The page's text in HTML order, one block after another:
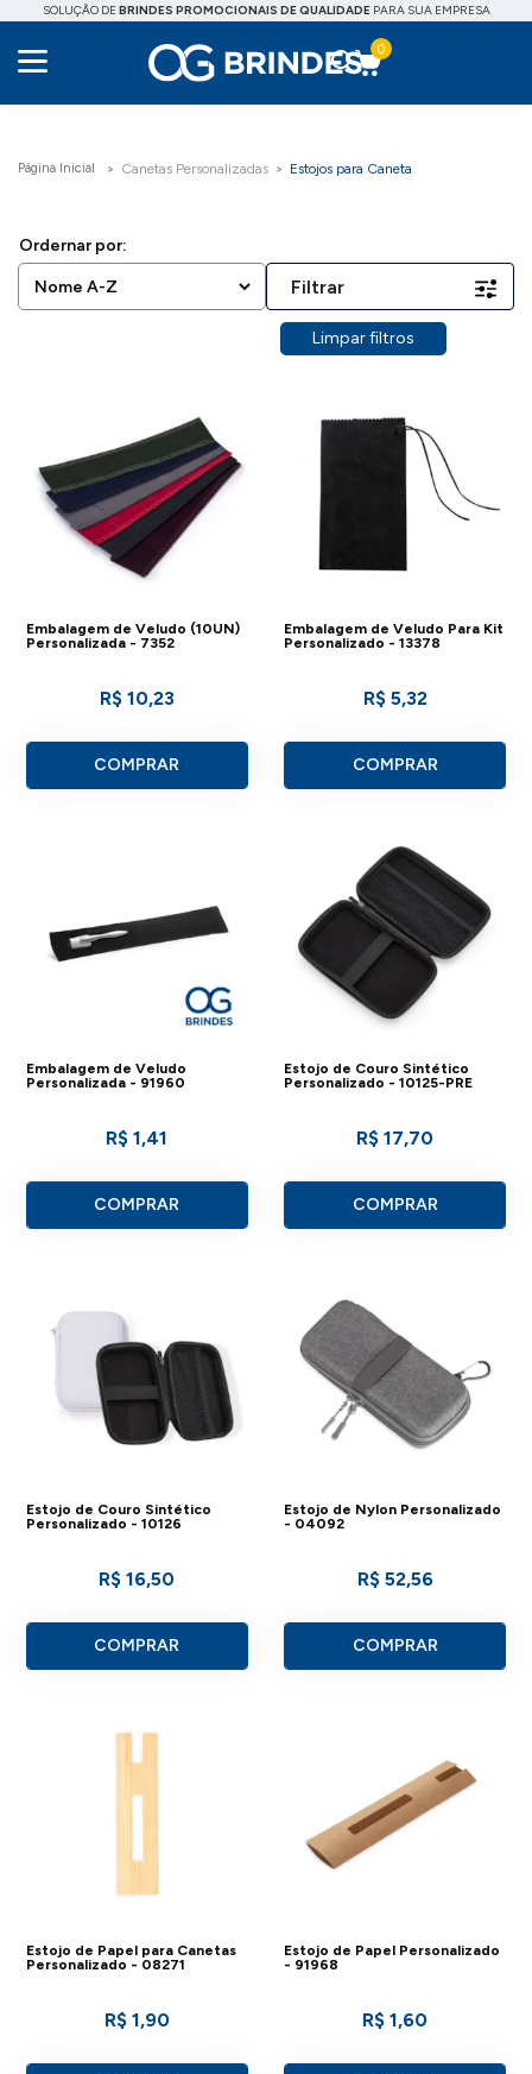
SOLUÇÃO DEBRINDES PROMOCIONAIS DE QUALIDADEPARA SUA EMPRESA
0
Canetas Personalizadas Estojos para Caneta
Filtrar
Limpar filtros
Embalagem de Veludo (10UN)
Personalizada - 7352
R$ 10,23
COMPRAR
Embalagem de Veludo Para Kit
Personalizado - 13378
R$ 5,32
COMPRAR
Embalagem de Veludo
Personalizada - 91960
R$ 1,41
COMPRAR
Estojo de Couro Sintético
Personalizado - 10125-PRE
R$ 17,70
COMPRAR
Estojo de Couro Sintético
Personalizado - 10126
R$ 16,50
COMPRAR
Estojo de Nylon Personalizado
- 04092
R$ 52,56
COMPRAR
Estojo de Papel para Canetas
Personalizado - 08271
R$ 1,90
Estojo de Papel Personalizado
- 91968
R$ 1,60